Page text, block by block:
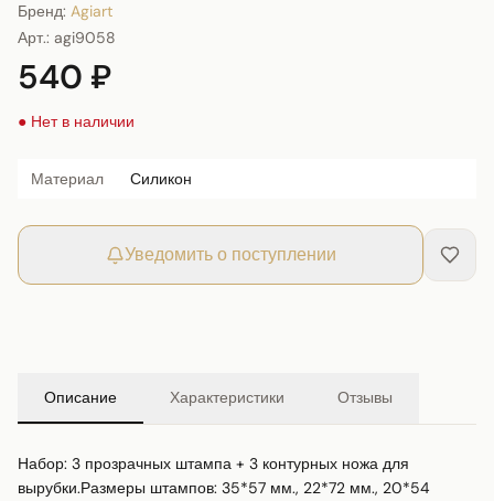
Бренд: Agiart
Арт.: agi9058
540 ₽
● Нет в наличии
Материал Силикон
Уведомить о поступлении
Описание Характеристики Отзывы
Набор: 3 прозрачных штампа + 3 контурных ножа для
вырубки.Размеры штампов: 35*57 мм., 22*72 мм., 20*54